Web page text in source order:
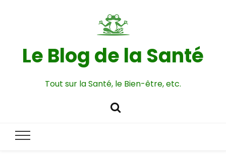
Le Blog de la Santé
Tout sur la Santé, le Bien-être, etc.